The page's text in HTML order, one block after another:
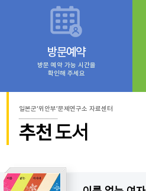
방문예약
방문 예약 가능 시간을
확인해 주세요
일본군‘위안부’문제연구소 자료센터
추천도서